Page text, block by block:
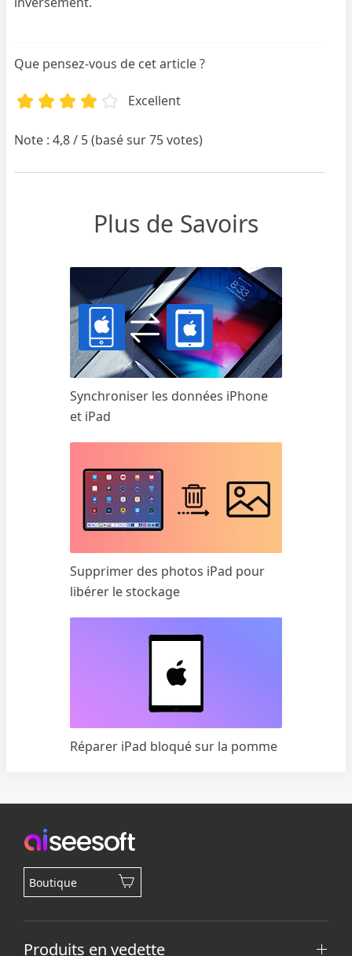
Que pensez-vous de cet article ?
Excellent
Note : 4,8 / 5 (basé sur 75 votes)
Plus de Savoirs
Synchroniser les données iPhone
et iPad
Supprimer des photos iPad pour
libérer le stockage
Réparer iPad bloqué sur la pomme
Boutique
Produits en vedette